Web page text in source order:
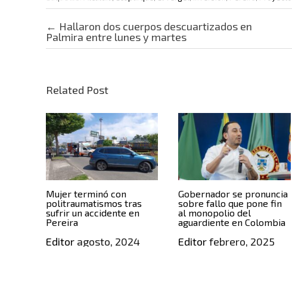
Post navigation
← Hallaron dos cuerpos descuartizados en
Palmira entre lunes y martes
Related Post
Mujer terminó con
politraumatismos tras
sufrir un accidente en
Pereira
Editor agosto, 2024
Gobernador se pronuncia
sobre fallo que pone fin
al monopolio del
aguardiente en Colombia
Editorfebrero, 2025